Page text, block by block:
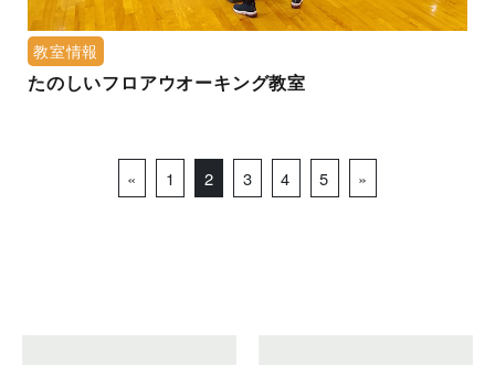
教室情報
たのしいフロアウオーキング教室
Posts navigation
« 1 2 3 4 5 »